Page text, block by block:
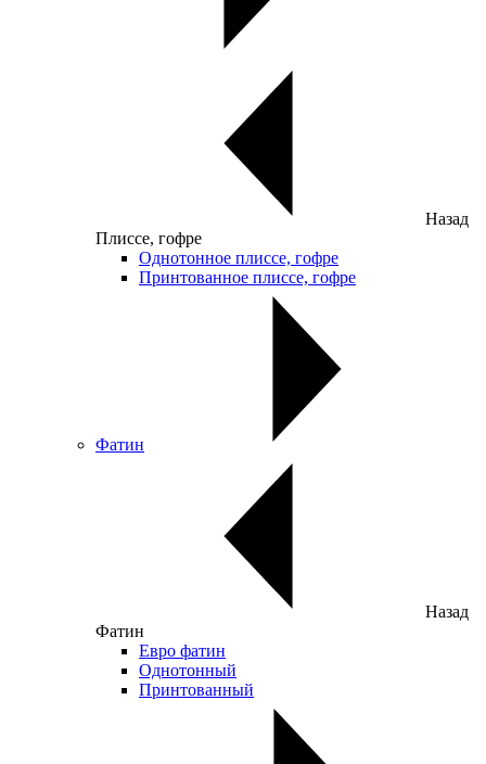
Назад
Плиссе, гофре
Однотонное плиссе, гофре
Принтованное плиссе, гофре
Фатин
Назад
Фатин
Евро фатин
Однотонный
Принтованный